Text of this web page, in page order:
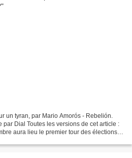
un tyran, par Mario Amorós - Rebelión.
par Dial Toutes les versions de cet article :
aura lieu le premier tour des élections